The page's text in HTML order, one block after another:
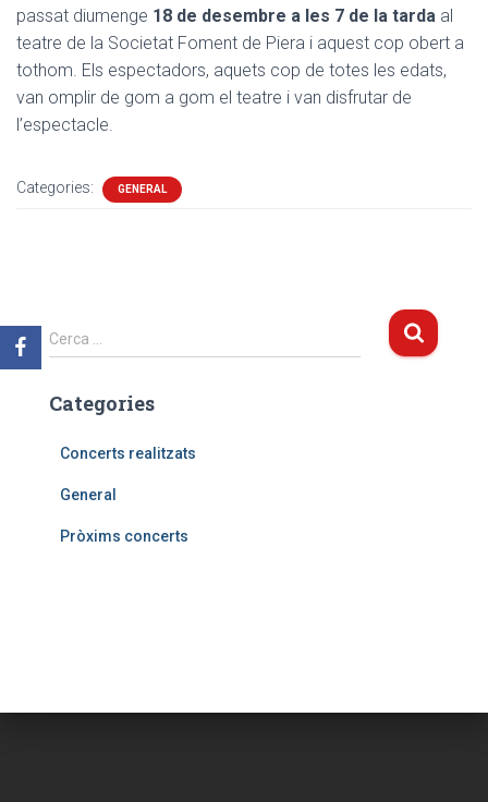
passat diumenge 18 de desembre a les 7 de la tarda al
teatre de la Societat Foment de Piera i aquest cop obert a
tothom. Els espectadors, aquets cop de totes les edats,
van omplir de gom a gom el teatre i van disfrutar de
l’espectacle.
Categories: GENERAL
C
e
c
Cerca …
Categories
Concerts realitzats
General
Pròxims concerts